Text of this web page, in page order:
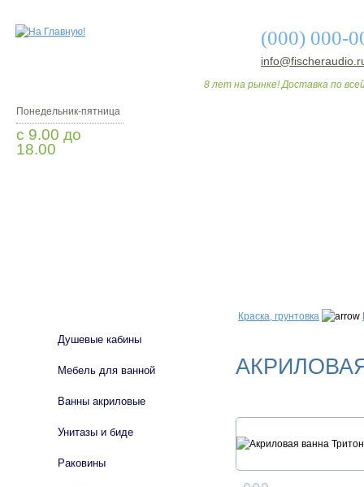
(000) 000-
8 лет на рынке! Доставка по
Понедельник-пятница
с 9.00 до
18.00
Краска, грунтовка
Душевые кабины
Мебель для ванной
Ванны акриловые
Унитазы и биде
Раковины